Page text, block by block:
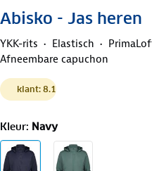
Abisko - Jas heren
YKK-rits Elastisch
Afneembare capuchon
klant: 8.1
Kleur: Navy